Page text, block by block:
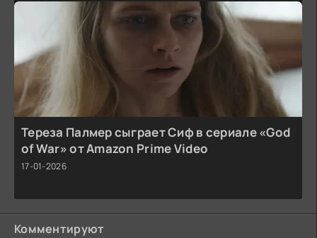
Тереза Палмер сыграет Сиф в сериале «God
of War» от Amazon Prime Video
17-01-2026
Комментируют